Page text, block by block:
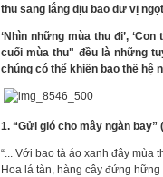
thu sang lắng dịu bao dư vị
‘Nhìn những mùa thu đi’,
cuối mùa thu" đều là những
chúng có thể khiến bao thế hệ
1. “Gửi gió cho mây ngàn
“... Với bao tà áo xanh đây mùa
Hoa lá tàn, hàng cây đứng